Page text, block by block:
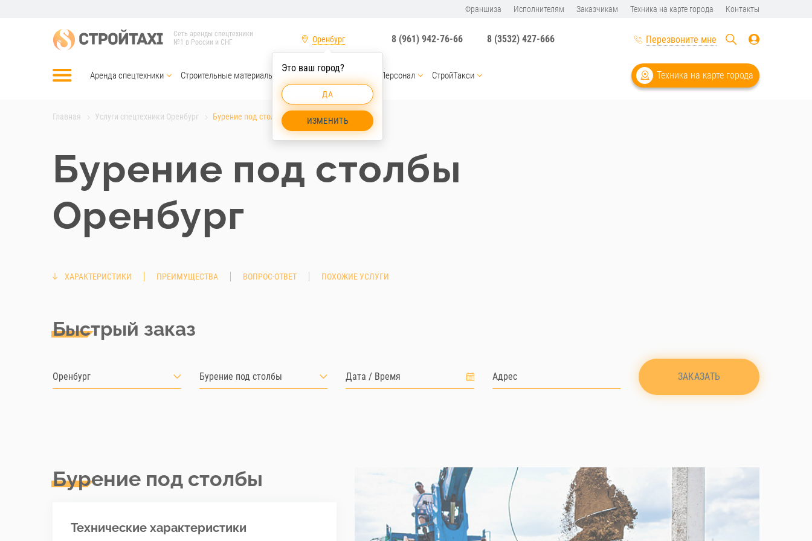
Франшиза Исполнителям Заказчикам Техника на карте города Контакты
Сеть аренды спецтехники
№1 в России и СНГ
Оренбург
Это ваш город?
ДА
ИЗМЕНИТЬ
8 (961) 942-76-66 8 (3532) 427-666 Перезвоните мне
Аренда спецтехники Строительные материалы Услуги спецтехники Персонал СтройТакси Техника на карте города
Главная Услуги спецтехники Оренбург Бурение под столбы Оренбург
Бурение под столбы
Оренбург
ХАРАКТЕРИСТИКИ ПРЕИМУЩЕСТВА ВОПРОС-ОТВЕТ ПОХОЖИЕ УСЛУГИ
Быстрый заказ
Оренбург Бурение под столбы ЗАКАЗАТЬ
Бурение под столбы
Технические характеристики